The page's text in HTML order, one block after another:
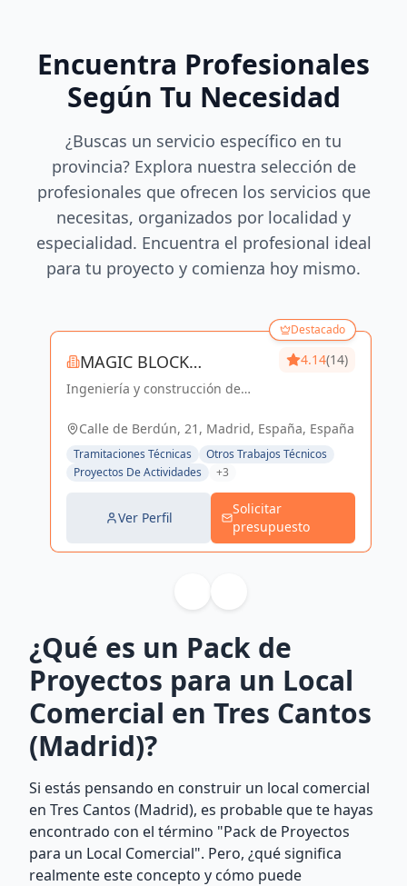
Encuentra Profesionales
Según Tu Necesidad
¿Buscas un servicio específico en tu
provincia? Explora nuestra selección de
profesionales que ofrecen los servicios que
necesitas, organizados por localidad y
especialidad. Encuentra el profesional ideal
para tu proyecto y comienza hoy mismo.
Destacado
MAGIC BLOCK
ENGINEERS
Ingeniería y construcción de
en Madrid y Sevilla La Nueva.
4.14(14)
Calle de Berdún, 21, Madrid, España, España
Tramitaciones Técnicas
Otros Trabajos Técnicos
Proyectos De Actividades
+3
Ver Perfil
Solicitar
presupuesto
¿Qué es un Pack de
Proyectos para un Local
Comercial en Tres Cantos
(Madrid)?
Si estás pensando en construir un local comercial
en Tres Cantos (Madrid), es probable que te hayas
encontrado con el término "Pack de Proyectos
para un Local Comercial". Pero, ¿qué significa
realmente este concepto y cómo puede